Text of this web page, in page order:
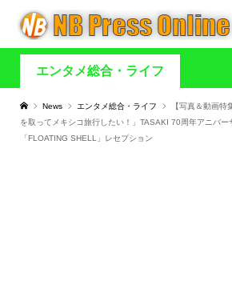
エンタメ総合・ライフ
News エンタメ総合・ライフ
【写真＆動画
を取ってメキシコ旅行したい！」TASAKI 70周年アニバー
「FLOATING SHELL」レセプション